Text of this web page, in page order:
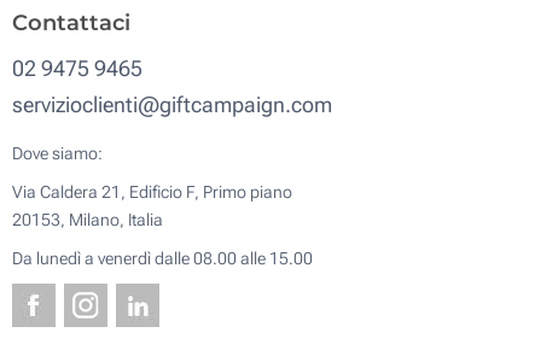
Contattaci
02 9475 9465
servizioclienti@giftcampaign.com
Dove siamo:
Via Caldera 21, Edificio F, Primo piano
20153, Milano, Italia
Da lunedì a venerdì dalle 08.00 alle 15.00